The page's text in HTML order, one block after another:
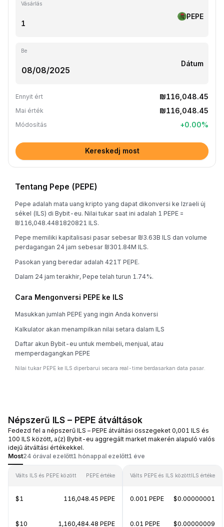
Vásárlás
PEPE
Be
Dátum
Ennyit ért ₪116,048.45
Mai érték ₪116,048.45
Módosítás +0.00%
Kereskedj most
Tentang Pepe (PEPE)
Pepe adalah mata uang kripto yang dapat dikonversi ke Izraeli új
sékel (ILS) di Bybit-eu. Nilai tukar saat ini adalah 1 PEPE =
₪116,048.4481820821 ILS.
Pepe memiliki kapitalisasi pasar sebesar ₪3.63B ILS dan volume
perdagangan 24 jam sebesar ₪301.84M ILS.
Pasokan yang beredar adalah 421T PEPE.
Dalam 24 jam terakhir, Pepe telah turun 1.74%.
Cara Mengonversi PEPE ke ILS
Masukkan jumlah PEPE yang ingin Anda konversi
Kalkulator akan menampilkan nilai setara dalam ILS
Daftar akun Bybit-eu untuk membeli, menjual, atau
memperdagangkan PEPE
Nilai tukar PEPE ke ILS diperbarui secara real-time berdasarkan data pasar.
Népszerű ILS – PEPE átváltások
Fedezd fel a népszerű ILS – PEPE átváltási összegeket 0,001 ILS és
100 ILS között, a(z) Bybit-eu aggregált market makerén alapuló valós
idejű átváltási értékekkel.
Most24 órával ezelőtt1 hónappal ezelőtt1 éve
Válts ILS és PEPE között PEPE értéke
$1 116,048.45 PEPE
$10 1,160,484.48 PEPE
Válts PEPE és ILS közöttILS értéke
0.001 PEPE $0.00000001
0.01 PEPE $0.00000009